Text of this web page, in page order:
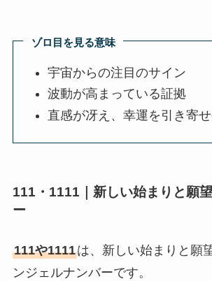
ゾロ目を見る意味
宇宙からの注目のサイン
波動が高まっている証拠
直感が冴え、幸運を引き寄
111・1111｜新しい始まりと願
ー
111や1111は、新しい始まりと願
ンジェルナンバーです。